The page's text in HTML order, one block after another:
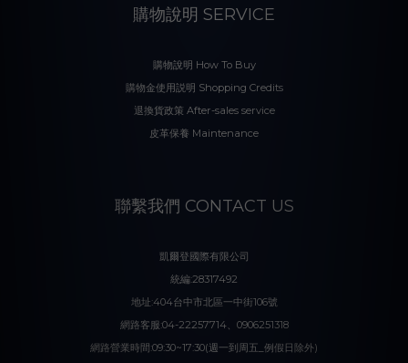
購物說明 SERVICE
購物說明 How To Buy
購物金使用説明 Shopping Credits
退換貨政策 After-sales service
皮革保養 Maintenance
聯繫我們 CONTACT US
凱爾登國際有限公司
統編:28317492
地址:404台中市北區一中街106號
網路客服:04-22257714、0906251318
網路營業時間:09:30~17:30(週一到周五_例假日除外)